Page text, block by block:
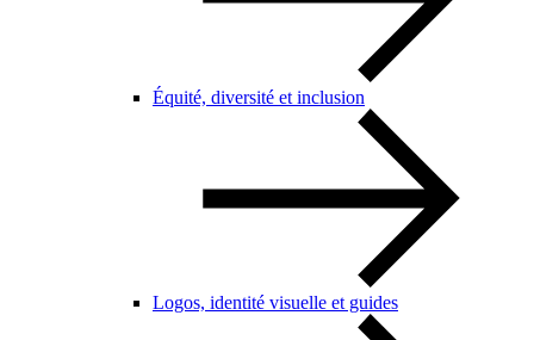
Équité, diversité et inclusion
Logos, identité visuelle et guides